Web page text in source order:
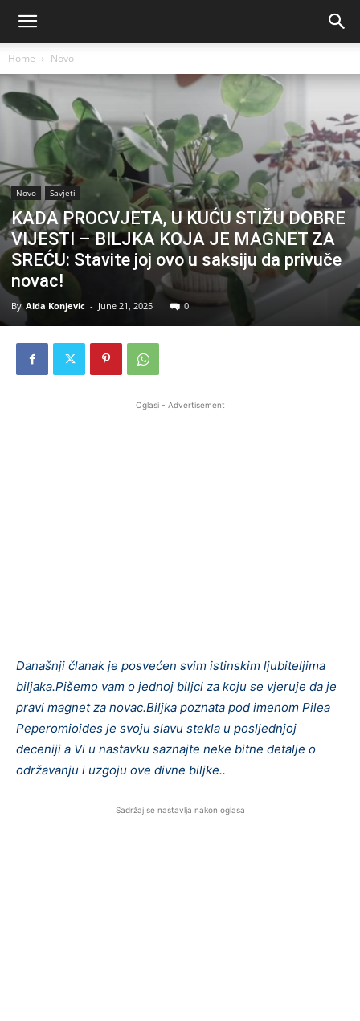
Home Novo
Novo Savjeti
KADA PROCVJETA, U KUĆU STIŽU DOBRE
VIJESTI – BILJKA KOJA JE MAGNET ZA
SREĆU: Stavite joj ovo u saksiju da privuče
novac!
By Aida Konjevic - June 21, 2025 0
Oglasi - Advertisement
Današnji članak je posvećen svim istinskim ljubiteljima
biljaka.Pišemo vam o jednoj biljci za koju se vjeruje da je
pravi magnet za novac.Biljka poznata pod imenom Pilea
Peperomioides je svoju slavu stekla u posljednjoj
deceniji a Vi u nastavku saznajte neke bitne detalje o
održavanju i uzgoju ove divne biljke..
Sadržaj se nastavlja nakon oglasa